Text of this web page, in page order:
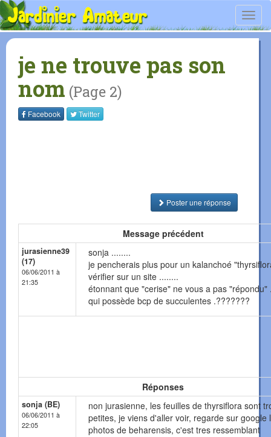
je ne trouve pas son
nom (Page 2)
Facebook Twitter
Poster une réponse
Message précédent
jurasienne39
(17)
06/06/2011 à
21:35
sonja ........
je pencherais plus pour un kalanchoé
vérifier sur un site ........
étonnant que "cerise" ne vous a pas "répondu"
qui possède bcp de succulentes .???????
Réponses
sonja (BE)
06/06/2011 à
22:05
non jurasienne, les feuilles de thyrsiflora sont
petites, je viens d'aller voir, regarde sur google
photos de beharensis, c'est tres ressemblant